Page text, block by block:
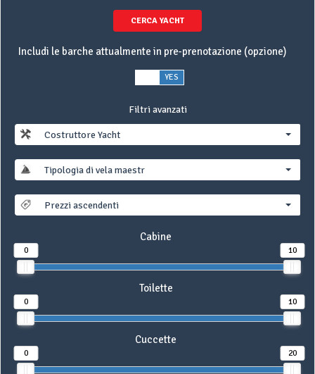
CERCA YACHT
Includi le barche attualmente in pre-prenotazione (opzione)
YES
Filtri avanzati
Costruttore Yacht
Tipologia di vela maestra
Prezzi ascendenti
Cabine
0 10
Toilette
0 10
Cuccette
0 20